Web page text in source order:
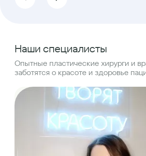
Наши специалисты
Опытные пластические хирурги и
заботятся о красоте и здоровье